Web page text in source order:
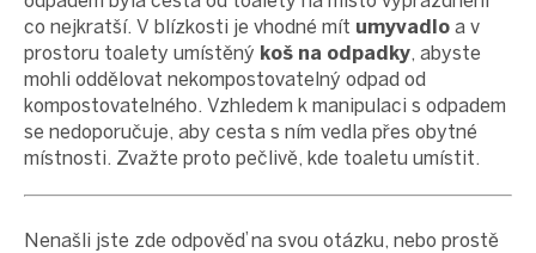
co nejkratší. V blízkosti je vhodné mít umyvadlo a v
prostoru toalety umístěný koš na odpadky, abyste
mohli oddělovat nekompostovatelný odpad od
kompostovatelného. Vzhledem k manipulaci s odpadem
se nedoporučuje, aby cesta s ním vedla přes obytné
místnosti. Zvažte proto pečlivě, kde toaletu umístit.
Nenašli jste zde odpověď na svou otázku, nebo prostě